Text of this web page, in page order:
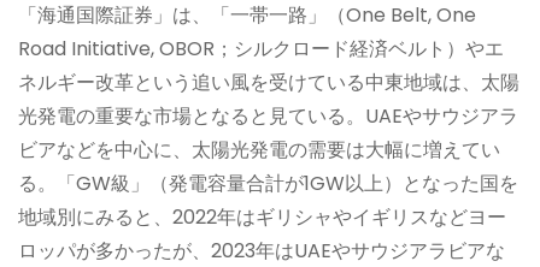
「海通国際証券」は、「一帯一路」（One Belt, One
Road Initiative, OBOR；シルクロード経済ベルト）やエ
ネルギー改革という追い風を受けている中東地域は、太陽
光発電の重要な市場となると見ている。UAEやサウジアラ
ビアなどを中心に、太陽光発電の需要は大幅に増えてい
る。「GW級」（発電容量合計が1GW以上）となった国を
地域別にみると、2022年はギリシャやイギリスなどヨー
ロッパが多かったが、2023年はUAEやサウジアラビアな